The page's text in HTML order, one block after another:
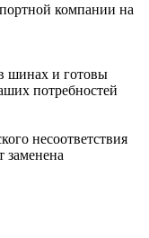
компании на
шинах и готовы
потребностей
несоответствия
заменена